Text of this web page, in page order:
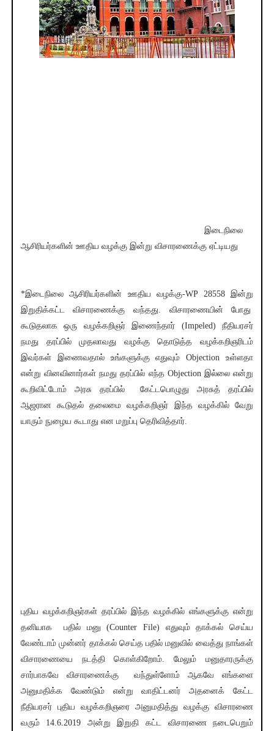
இடைநிலை
ஆசிரியர்களின் ஊதிய வழக்கு இன்று விசாரணைக்கு ஏட்டியது
*இடைநிலை ஆசிரியர்களின் ஊதிய வழக்கு-WP 28558 இன்று
இறுதிக்கட்ட விசாரணைக்கு வந்தது. விசாரணையின் போது
கூடுதலாக ஒரு வழக்கறிஞர் இணைந்தார் (Impeled) நீதியரசர்
நமது தரப்பில் முதலாவது வழக்கு தொடுத்த வழக்கறிஞரிடம்
இவர்கள் இணைவதால் உங்களுக்கு எதுவும் Objection உள்ளதா
என்று வினவினார்கள் நமது தரப்பில் எந்த Objection இல்லை என்று
கூறிவிட்டோம் அரசு தரப்பில் கேட்டபொழுது அரசுத் தரப்பில்
ஆஜரான கூடுதல் தலைமை வழக்கறிஞர் இந்த வழக்கில் வேறு
யாரும் நுழைய கூடாது என மறுப்பு தெரிவித்தார்.
புதிய வழக்கறிஞர்கள் தரப்பில் இந்த வழக்கில் எங்களுக்கு என்று
தனியாக பதில் மனு (Counter File) எதுவும் தாக்கல் செய்ய
வேண்டாம் முன்னர் தாக்கல் செய்த பதில் மனுவில் வைத்து நாங்கள்
விசாரணையை நடத்தி கொள்கிறோம். மேலும் மனுதாரருக்கு
சார்பாகவே விசாரணைக்கு வந்துள்ளோம் ஆகவே எங்களை
அனுமதிக்க வேண்டும் என்று வாதிட்டனர் அதனைக் கேட்ட
நீதியரசர் புதிய வழக்கறிஞரை அனுமதித்து வழக்கு விசாரணை
வரும் 14.6.2019 அன்று இறுதி கட்ட விசாரணை நடைபெறும்